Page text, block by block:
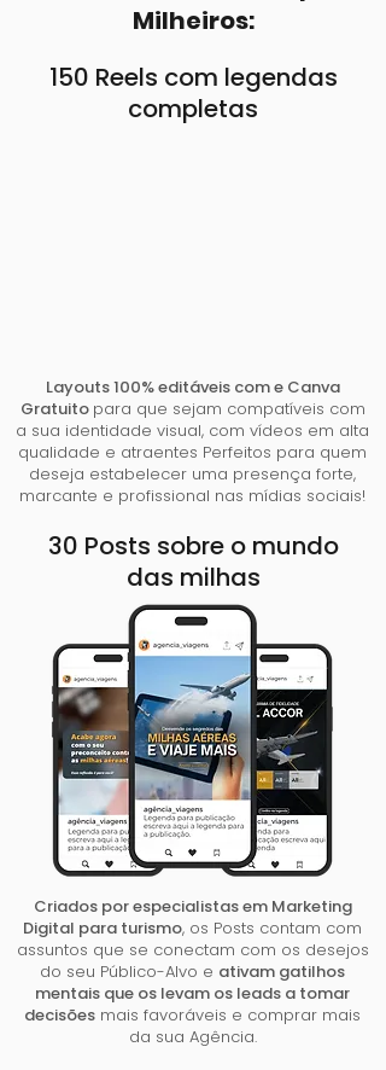
Milheiros:
150 Reels com legendas
completas
Layouts 100% editáveis com e Canva
Gratuito para que sejam compatíveis com
a sua identidade visual, com vídeos em alta
qualidade e atraentes Perfeitos para quem
deseja estabelecer uma presença forte,
marcante e profissional nas mídias sociais!
30 Posts sobre o mundo
das milhas
Criados por especialistas em Marketing
Digital para turismo, os Posts contam com
assuntos que se conectam com os desejos
do seu Público-Alvo e ativam gatilhos
mentais que os levam os leads a tomar
decisões mais favoráveis e comprar mais
da sua Agência.